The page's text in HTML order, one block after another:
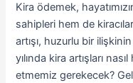
Kira ödemek,
sahipleri hem de
artışı, huzurlu bir
yılında kira artışları
etmemiz gerekecek?